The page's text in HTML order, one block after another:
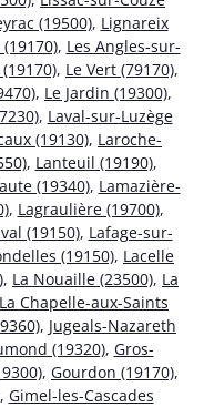
(19500), Lignareix
, Les Angles-sur-
, Le Vert (79170),
, Le Jardin (19300),
, Laval-sur-Luzège
(19130), Laroche-
, Lanteuil (19190),
(19340), Lamazière-
, Lagraulière (19700),
(19150), Lafage-sur-
(19150), Lacelle
, La Nouaille (23500), La
La Chapelle-aux-Saints
, Jugeals-Nazareth
(19320), Gros-
, Gourdon (19170),
, Gimel-les-Cascades